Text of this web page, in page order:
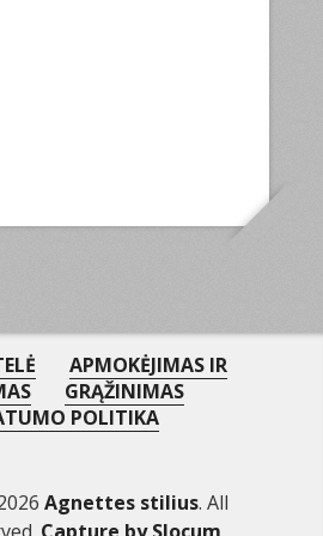
APMOKĖJIMAS IR
GRĄŽINIMAS
POLITIKA
Agnettes stilius. All